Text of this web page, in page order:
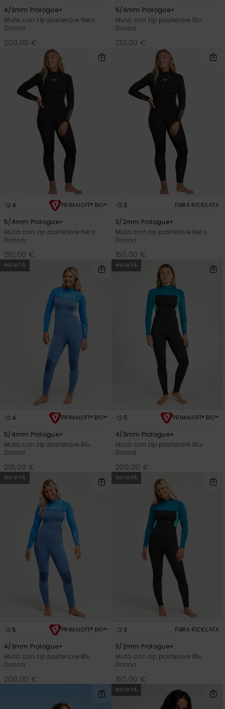
4/3mm Prologue+
Muta con zip posteriore Nero
Donna
200,00 €
5/4mm Prologue+
Muta con zip posteriore Blu
Donna
210,00 €
4 PRIMALOFT® BIO™
5/4mm Prologue+
Muta con zip posteriore Nero
Donna
210,00 €
3 FIBRA RICICLATA
3/2mm Prologue+
Muta con zip posteriore Nero
Donna
150,00 €
NOVITÀ
4 PRIMALOFT® BIO™
5/4mm Prologue+
Muta con zip posteriore Blu
Donna
210,00 €
NOVITÀ
5 PRIMALOFT® BIO™
4/3mm Prologue+
Muta con zip posteriore Blu
Donna
200,00 €
NOVITÀ
5 PRIMALOFT® BIO™
4/3mm Prologue+
Muta con zip posteriore Blu
Donna
200,00 €
NOVITÀ
3 FIBRA RICICLATA
3/2mm Prologue+
Muta con zip posteriore Blu
Donna
150,00 €
NOVITÀ